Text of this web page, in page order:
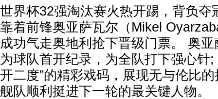
世界杯32强淘汰赛火热开踢，背负夺
靠着前锋奥亚萨瓦尔（Mikel
成功气走奥地利抢下晋级门票。 奥
为球队首开纪录，为全队打下强心针;
开二度”的精彩戏码，展现无与伦比
舰队顺利挺进下一轮的最关键人物。